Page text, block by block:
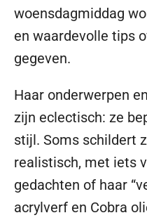
woensdagmiddag
en waardevolle tips
gegeven.
Haar onderwerpen
zijn eclectisch: ze
stijl. Soms schildert
realistisch, met iets
gedachten of haar
acrylverf en Cobra